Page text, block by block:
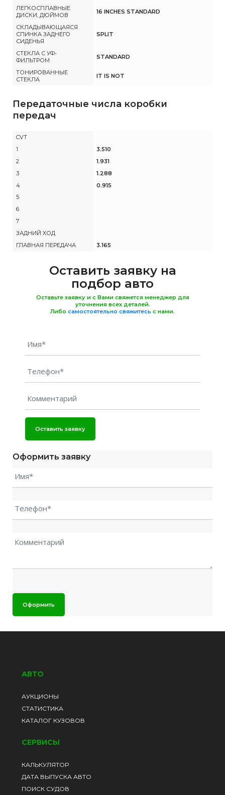
ЛЕГКОСПЛАВНЫЕ
ДИСКИ, ДЮЙМОВ
16 INCHES STANDARD
СКЛАДЫВАЮЩАЯСЯ
СПИНКА ЗАДНЕГО
СИДЕНЬЯ
SPLIT
СТЕКЛА С УФ-
ФИЛЬТРОМ
STANDARD
ТОНИРОВАННЫЕ
СТЕКЛА
IT IS NOT
Передаточные числа коробки
передач
CVT
1
3.510
2
1.931
3
1.288
4
0.915
5
6
7
ЗАДНИЙ ХОД
ГЛАВНАЯ ПЕРЕДАЧА
3.165
Оставить заявку на
подбор авто
Оставьте заявку и с Вами свяжется менеджер для
уточнения всех деталей.
Либо самостоятельно свяжитесь с нами.
Оставить заявку
Оформить заявку
Оформить
АВТО
АУКЦИОНЫ
СТАТИСТИКА
КАТАЛОГ КУЗОВОВ
СЕРВИСЫ
КАЛЬКУЛЯТОР
ДАТА ВЫПУСКА АВТО
ПОИСК СУДОВ